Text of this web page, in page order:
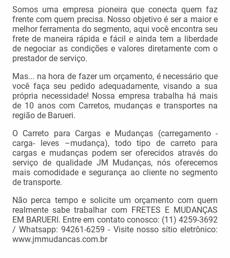
Somos uma empresa pioneira que conecta quem faz
frente com quem precisa. Nosso objetivo é ser a maior e
melhor ferramenta do segmento, aqui você encontra seu
frete de maneira rápida e fácil e ainda tem a liberdade
de negociar as condições e valores diretamente com o
prestador de serviço.
Mas... na hora de fazer um orçamento, é necessário que
você faça seu pedido adequadamente, visando a sua
própria necessidade! Nossa empresa trabalha há mais
de 10 anos com Carretos, mudanças e transportes na
região de Barueri.
O Carreto para Cargas e Mudanças (carregamento -
carga- leves –mudança), todo tipo de carreto para
cargas e mudanças podem ser oferecidos através do
serviço de qualidade JM Mudanças, nós oferecemos
mais comodidade e segurança ao cliente no segmento
de transporte.
Não perca tempo e solicite um orçamento com quem
realmente sabe trabalhar com FRETES E MUDANÇAS
EM BARUERI. Entre em contato conosco: (11) 4259-3692
/ Whatsapp: 94261-6259 - Visite nosso sítio eletrônico:
www.jmmudancas.com.br